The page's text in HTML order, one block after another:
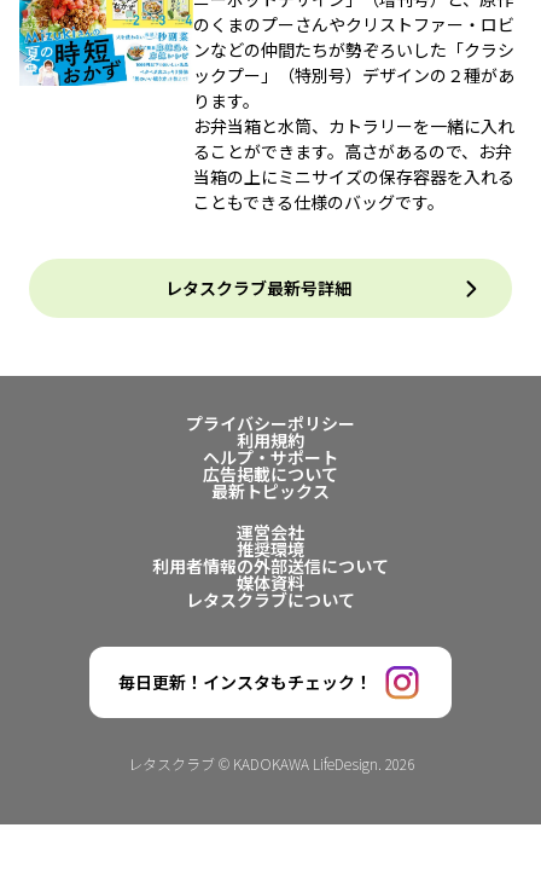
のくまのプーさんやクリストファー・ロビ
ンなどの仲間たちが勢ぞろいした「クラシ
ックプー」（特別号）デザインの２種があ
ります。
お弁当箱と水筒、カトラリーを一緒に入れ
ることができます。高さがあるので、お弁
当箱の上にミニサイズの保存容器を入れる
こともできる仕様のバッグです。
レタスクラブ最新号詳細
プライバシーポリシー
利用規約
ヘルプ・サポート
広告掲載について
最新トピックス
運営会社
推奨環境
利用者情報の外部送信について
媒体資料
レタスクラブについて
毎日更新！インスタもチェック！
レタスクラブ © KADOKAWA LifeDesign. 2026